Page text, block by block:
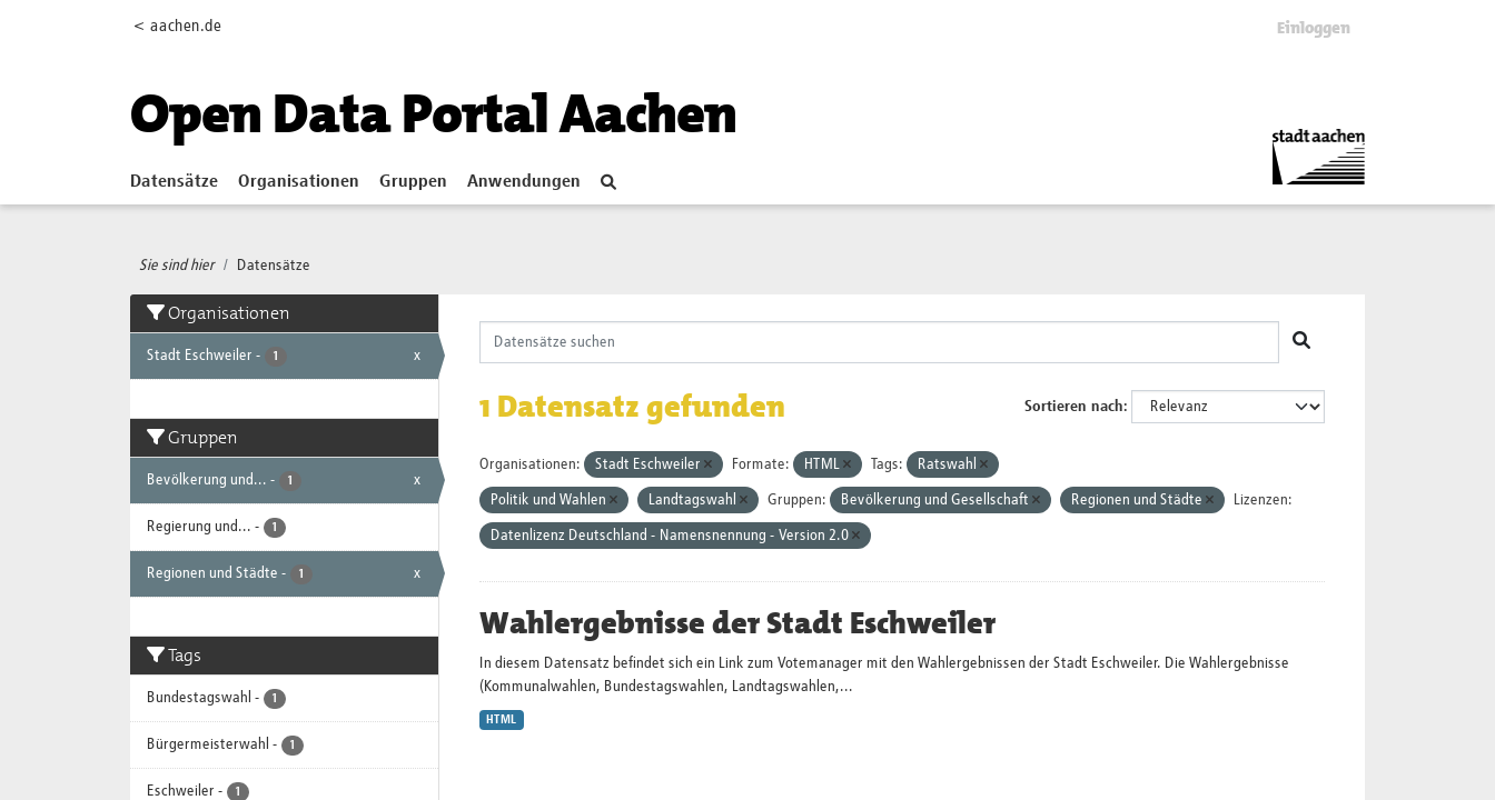
< aachen.de Einloggen
Open Data Portal Aachen
Datensätze Organisationen Gruppen Anwendungen
Sie sind hier Datensätze
Organisationen
Stadt Eschweiler - 1 x
Gruppen
Bevölkerung und... - 1 x
Regierung und... - 1
Regionen und Städte - 1 x
Tags
Bundestagswahl - 1
Bürgermeisterwahl - 1
Eschweiler - 1
Sortieren nach
1 Datensatz gefunden
Organisationen: Stadt Eschweiler Formate: HTML Tags: Ratswahl
Politik und Wahlen Landtagswahl Gruppen: Bevölkerung und Gesellschaft Regionen und Städte Lizenzen:
Datenlizenz Deutschland - Namensnennung - Version 2.0
Wahlergebnisse der Stadt Eschweiler
In diesem Datensatz befindet sich ein Link zum Votemanager mit den Wahlergebnissen der Stadt Eschweiler. Die Wahlergebnisse
(Kommunalwahlen, Bundestagswahlen, Landtagswahlen,...
HTML